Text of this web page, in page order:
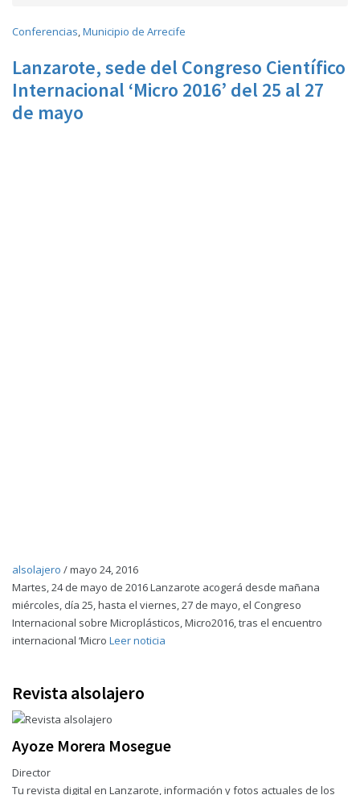
Conferencias,Municipio de Arrecife
Lanzarote, sede del Congreso Científico
Internacional ‘Micro 2016’ del 25 al 27
de mayo
alsolajero /mayo 24, 2016
Martes, 24 de mayo de 2016 Lanzarote acogerá desde mañana
miércoles, día 25, hasta el viernes, 27 de mayo, el Congreso
Internacional sobre Microplásticos, Micro2016, tras el encuentro
internacional ‘Micro Leer noticia
Revista alsolajero
Ayoze Morera Mosegue
Director
Tu revista digital en Lanzarote, información y fotos actuales de los